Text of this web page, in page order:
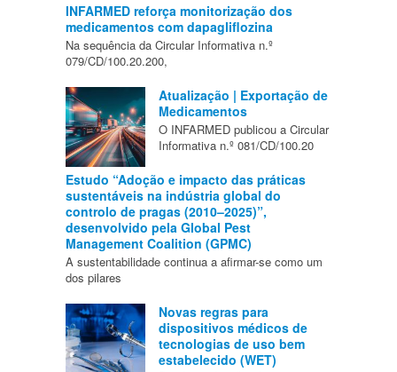
INFARMED reforça monitorização dos
medicamentos com dapagliflozina
Na sequência da Circular Informativa n.º
079/CD/100.20.200,
Atualização | Exportação de
Medicamentos
O INFARMED publicou a Circular
Informativa n.º 081/CD/100.20
Estudo “Adoção e impacto das práticas
sustentáveis na indústria global do
controlo de pragas (2010–2025)”,
desenvolvido pela Global Pest
Management Coalition (GPMC)
A sustentabilidade continua a afirmar-se como um
dos pilares
Novas regras para
dispositivos médicos de
tecnologias de uso bem
estabelecido (WET)